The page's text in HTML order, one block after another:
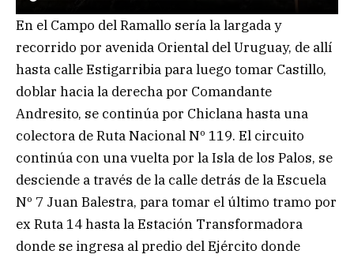
En el Campo del Ramallo sería la largada y
recorrido por avenida Oriental del Uruguay, de allí
hasta calle Estigarribia para luego tomar Castillo,
doblar hacia la derecha por Comandante
Andresito, se continúa por Chiclana hasta una
colectora de Ruta Nacional Nº 119. El circuito
continúa con una vuelta por la Isla de los Palos, se
desciende a través de la calle detrás de la Escuela
Nº 7 Juan Balestra, para tomar el último tramo por
ex Ruta 14 hasta la Estación Transformadora
donde se ingresa al predio del Ejército donde